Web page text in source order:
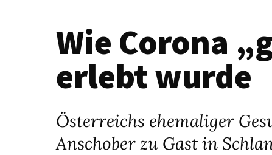
Wie Corona
erlebt wurde
Österreichs ehemaliger
Anschober zu Gast in